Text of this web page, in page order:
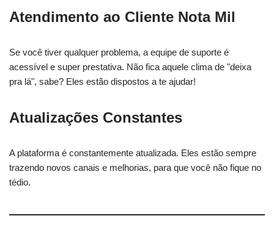
Atendimento ao Cliente Nota Mil
Se você tiver qualquer problema, a equipe de suporte é
acessível e super prestativa. Não fica aquele clima de "deixa
pra lá", sabe? Eles estão dispostos a te ajudar!
Atualizações Constantes
A plataforma é constantemente atualizada. Eles estão sempre
trazendo novos canais e melhorias, para que você não fique no
tédio.